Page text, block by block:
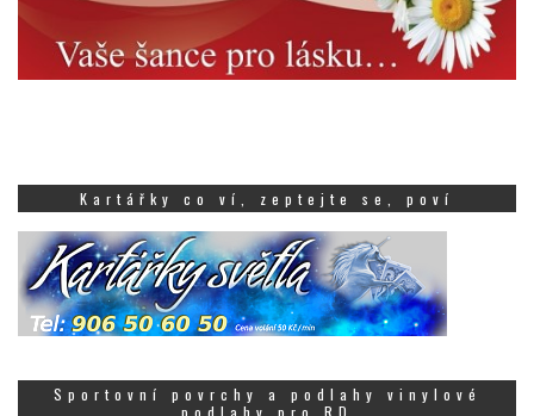
Kartářky co ví, zeptejte se, poví
Sportovní povrchy a podlahy vinylové